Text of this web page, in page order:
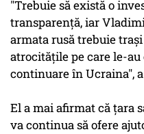
"Trebuie să există o
transparenţă, iar
armata rusă trebuie
atrocităţile pe care le-
continuare în Ucraina",
El a mai afirmat că ţara
va continua să ofere